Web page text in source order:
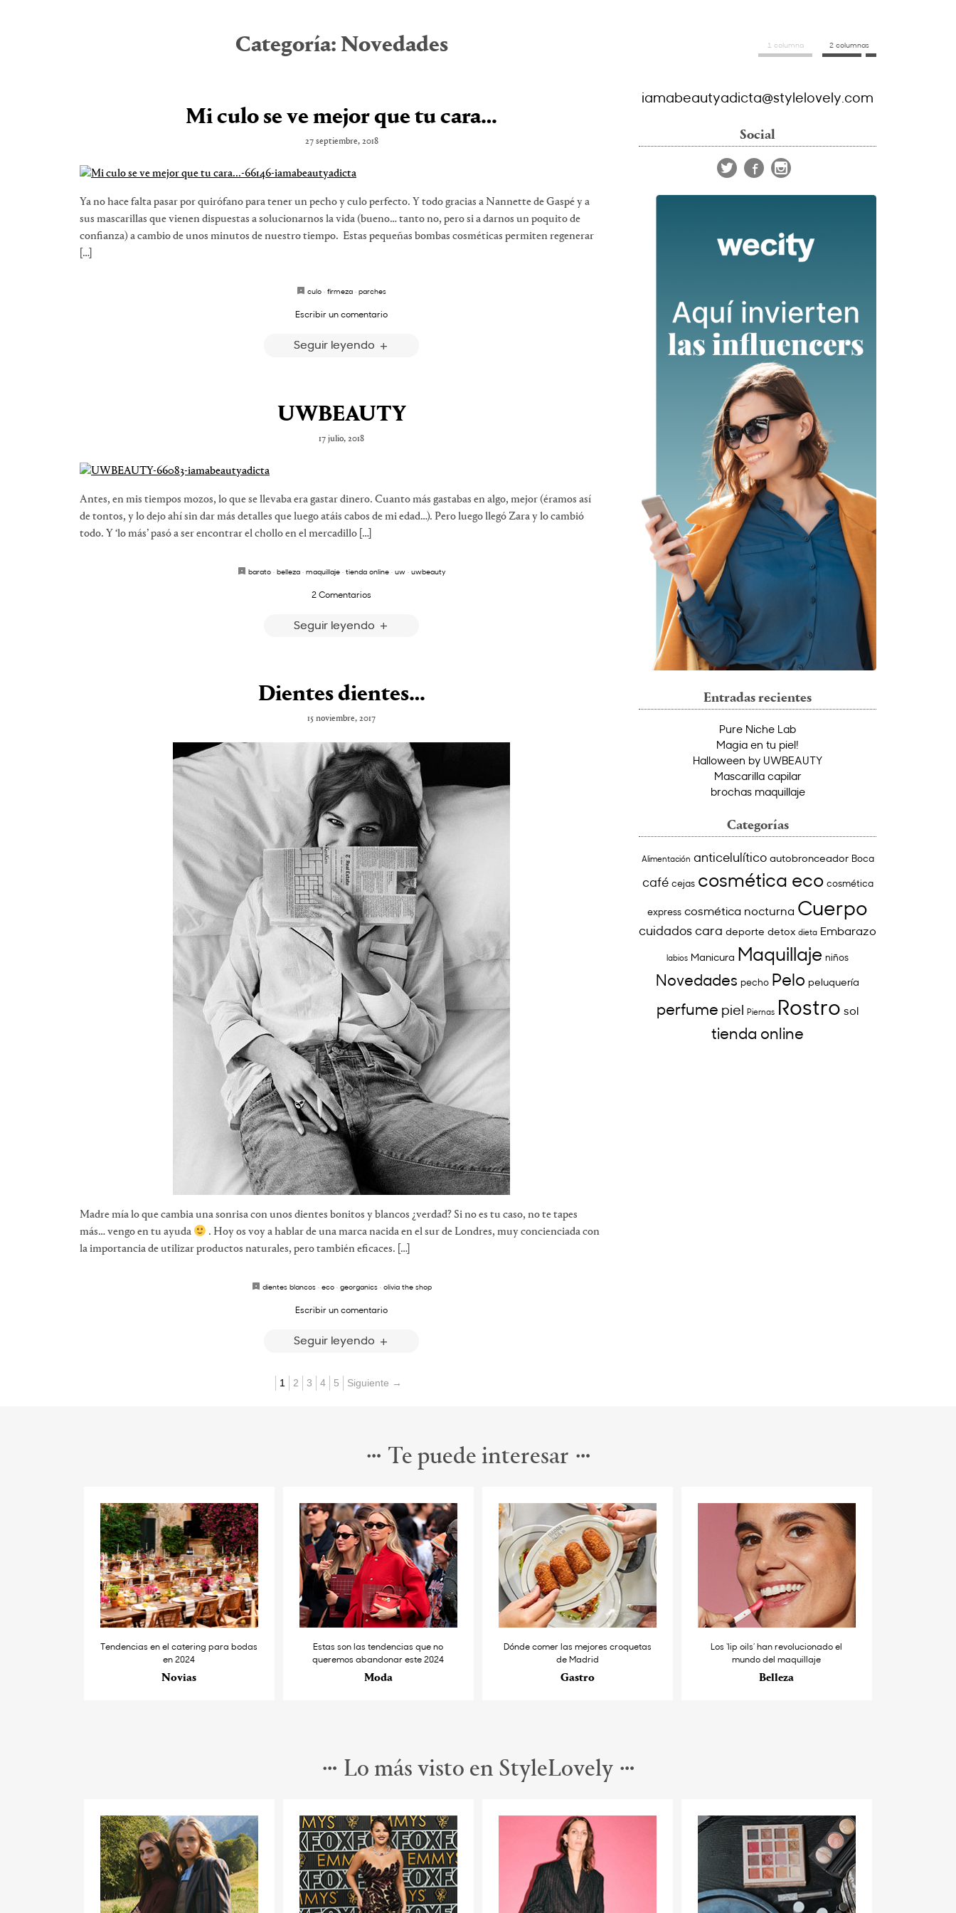
Categoría: Novedades
Mi culo se ve mejor que tu cara…
27 septiembre, 2018
Ya no hace falta pasar por quirófano para tener un pecho y culo perfecto. Y todo gracias a Nannette de Gaspé y a
sus mascarillas que vienen dispuestas a solucionarnos la vida (bueno… tanto no, pero si a darnos un poquito de
confianza) a cambio de unos minutos de nuestro tiempo. Estas pequeñas bombas cosméticas permiten regenerar
[…]
culo · firmeza · parches
Escribir un comentario
Seguir leyendo
UWBEAUTY
17 julio, 2018
Antes, en mis tiempos mozos, lo que se llevaba era gastar dinero. Cuanto más gastabas en algo, mejor (éramos así
de tontos, y lo dejo ahí sin dar más detalles que luego atáis cabos de mi edad…). Pero luego llegó Zara y lo cambió
todo. Y ‘lo más’ pasó a ser encontrar el chollo en el mercadillo […]
barato· belleza· maquillaje· tienda online· uw· uwbeauty
2 Comentarios
Seguir leyendo
Dientes dientes…
15 noviembre, 2017
Madre mía lo que cambia una sonrisa con unos dientes bonitos y blancos ¿verdad? Si no es tu caso, no te tapes
más… vengo en tu ayuda
. Hoy os voy a hablar de una marca nacida en el sur de Londres, muy concienciada con
la importancia de utilizar productos naturales, pero también eficaces. […]
dientes blancos· eco· georganics· olivia the shop
Escribir un comentario
Seguir leyendo
1 2 3 4 5 Siguiente →
1 columna 2 columnas
iamabeautyadicta@stylelovely.com
Social
Entradas recientes
Pure Niche Lab
Magia en tu piel!
Halloween by UWBEAUTY
Mascarilla capilar
brochas maquillaje
Categorías
Alimentación anticelulítico autobronceador Boca
café cejas cosmética eco cosmética
express cosmética nocturna Cuerpo
cuidados cara deporte detox dieta Embarazo
labios Manicura Maquillaje niños
Novedades pecho Pelo peluquería
perfume piel Piernas Rostro sol
tienda online
Te puede interesar
Tendencias en el catering para bodas
en 2024
Novias
Estas son las tendencias que no
queremos abandonar este 2024
Moda
Dónde comer las mejores croquetas
de Madrid
Gastro
Los ‘lip oils’ han revolucionado el
mundo del maquillaje
Belleza
Lo más visto en StyleLovely